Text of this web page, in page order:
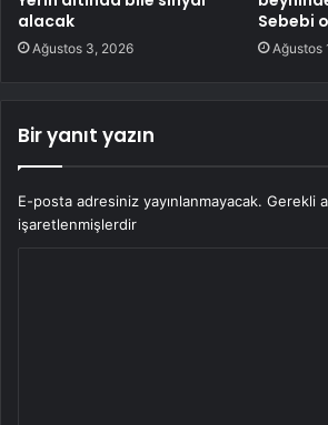
alacak
Ağustos 3, 2026
Sebebi
Ağustos
Bir yanıt yazın
E-posta adresiniz yayınlanmayacak. Gerekli
işaretlenmişlerdir